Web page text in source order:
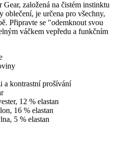
založená na čistém instinktu
oblečení, je určena pro všechny,
Připravte se "odemknout svou
váčkem vepředu a funkčním
a kontrastní prošívání
12 % elastan
16 % elastan
5 % elastan